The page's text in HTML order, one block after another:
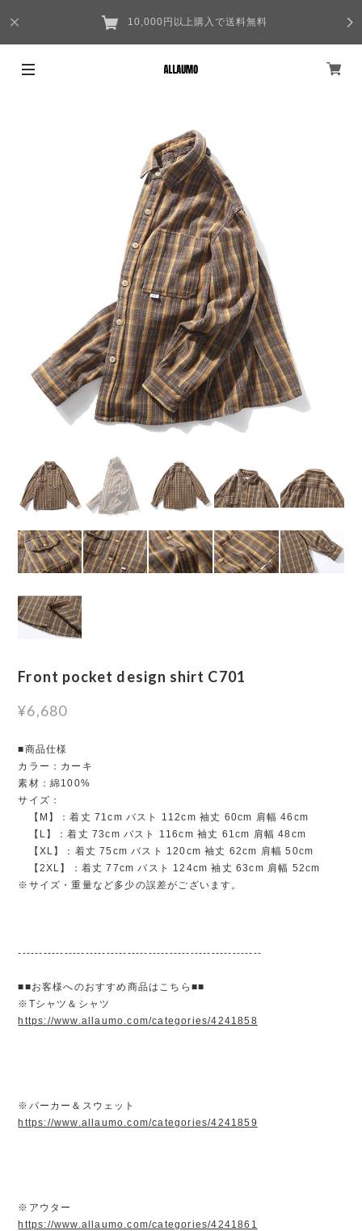
10,000円以上購入で送料無料
Front pocket design shirt C701
¥6,680
■商品仕様
カラー：カーキ
素材：綿100%
サイズ：
【M】：着丈 71cm バスト 112cm 袖丈 60cm 肩幅 46cm
【L】：着丈 73cm バスト 116cm 袖丈 61cm 肩幅 48cm
【XL】：着丈 75cm バスト 120cm 袖丈 62cm 肩幅 50cm
【2XL】：着丈 77cm バスト 124cm 袖丈 63cm 肩幅 52cm
※サイズ・重量など多少の誤差がございます。
----------------------------------------------------------
■■お客様へのおすすめ商品はこちら■■
※Tシャツ＆シャツ
https://www.allaumo.com/categories/4241858
※パーカー＆スウェット
https://www.allaumo.com/categories/4241859
※アウター
https://www.allaumo.com/categories/4241861